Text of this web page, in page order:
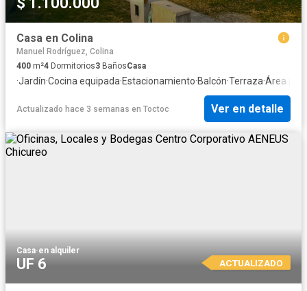
Casa en Colina
Manuel Rodríguez, Colina
400 m²4 Dormitorios3 BañosCasa
·Jardín·Cocina equipada·Estacionamiento·Balcón·Terraza·Área
Actualizado hace 3 semanas en Toctoc Ver en detalle
Casa·en alquiler
UF 6 ACTUALIZADO